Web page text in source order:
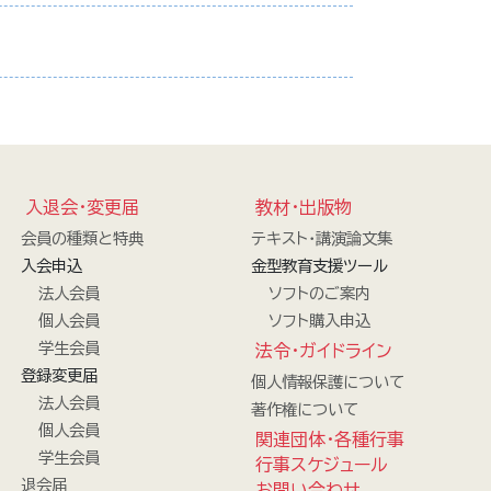
入退会・変更届
会員の種類と特典
入会申込
法人会員
個人会員
学生会員
登録変更届
法人会員
個人会員
学生会員
退会届
教材・出版物
テキスト・講演論文集
金型教育支援ツール
ソフトのご案内
ソフト購入申込
法令・ガイドライン
個人情報保護について
著作権について
関連団体・各種行事
行事スケジュール